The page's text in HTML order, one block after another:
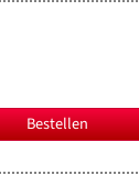
Bestellen